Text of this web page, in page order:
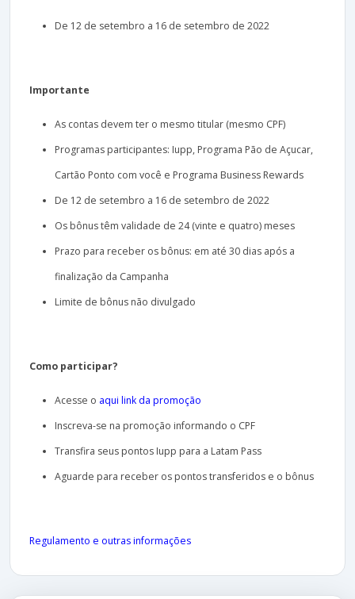
De 12 de setembro a 16 de setembro de 2022
Importante
As contas devem ter o mesmo titular (mesmo CPF)
Programas participantes: Iupp, Programa Pão de Açucar,
Cartão Ponto com você e Programa Business Rewards
De 12 de setembro a 16 de setembro de 2022
Os bônus têm validade de 24 (vinte e quatro) meses
Prazo para receber os bônus: em até 30 dias após a
finalização da Campanha
Limite de bônus não divulgado
Como participar?
Acesse o aqui link da promoção
Inscreva-se na promoção informando o CPF
Transfira seus pontos Iupp para a Latam Pass
Aguarde para receber os pontos transferidos e o bônus
Regulamento e outras informações